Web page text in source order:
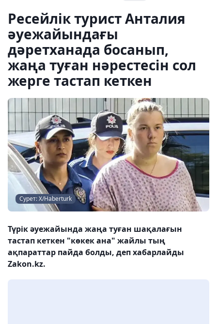
Ресейлік турист Анталия
әуежайындағы
дәретханада босанып,
жаңа туған нәрестесін сол
жерге тастап кеткен
Сурет: Х/Haberturk
Түрік әуежайында жаңа туған шақалағын
тастап кеткен "көкек ана" жайлы тың
ақпараттар пайда болды, деп хабарлайды
Zakon.kz.